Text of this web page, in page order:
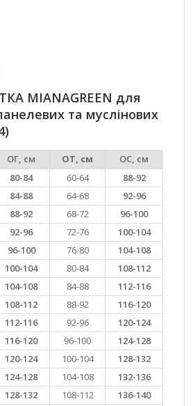
MIANAGREEN для
та муслінових
ОГ, см ОТ, см
ОС, см
80-84 60-64
88-92
84-88 64-68
92-96
88-92 68-72
96-100
92-96 72-76
100-104
96-100 76-80
104-108
100-104 80-84
108-112
104-108 84-88
112-116
108-112 88-92
116-120
112-116 92-96
120-124
116-120 96-100
124-128
120-124 100-104
128-132
124-128 104-108
132-136
128-132 108-112
136-140